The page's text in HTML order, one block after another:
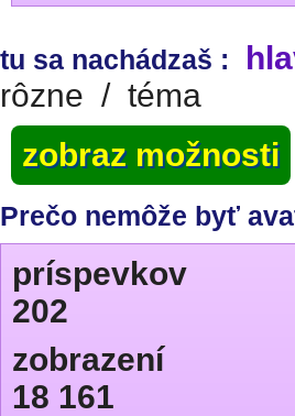
tu sa nachádzaš :
rôzne / téma
zobraz možnosti
Prečo nemôže byť
príspevkov
202
zobrazení
18 161